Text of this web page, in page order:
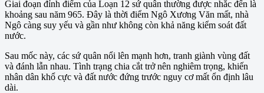
Giai đoạn đỉnh điểm của Loạn 12 sứ quân thường được nhắc đến là
khoảng sau năm 965. Đây là thời điểm Ngô Xương Văn mất, nhà
Ngô càng suy yếu và gần như không còn khả năng kiểm soát đất
nước.
Sau mốc này, các sứ quân nổi lên mạnh hơn, tranh giành vùng đất
và đánh lẫn nhau. Tình trạng chia cắt trở nên nghiêm trọng, khiến
nhân dân khổ cực và đất nước đứng trước nguy cơ mất ổn định lâu
dài.